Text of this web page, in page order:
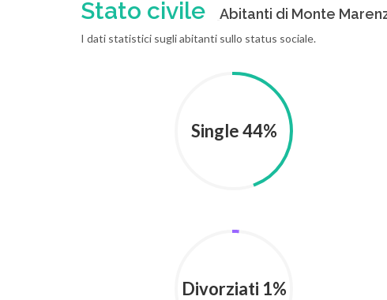
Stato civile Abitanti di Monte
I dati statistici sugli abitanti sullo status sociale.
Single 44%
Divorziati 1%